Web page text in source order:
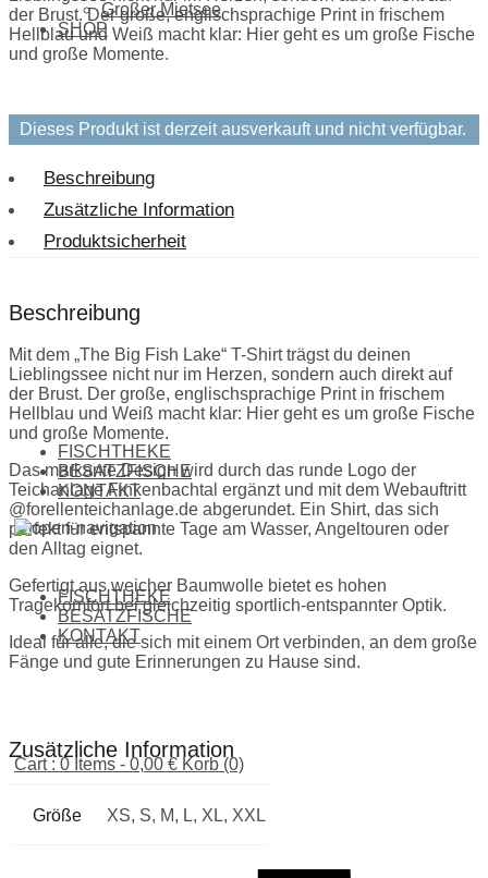
Großer Mietsee
SHOP
FISCHTHEKE
BESATZFISCHE
KONTAKT
FISCHTHEKE
BESATZFISCHE
KONTAKT
Cart : 0 Items - 0,00 € Korb (0)
der Brust. Der große, englischsprachige Print in frischem
Hellblau und Weiß macht klar: Hier geht es um große Fische
und große Momente.
Dieses Produkt ist derzeit ausverkauft und nicht verfügbar.
Beschreibung
Zusätzliche Information
Produktsicherheit
Beschreibung
Mit dem „The Big Fish Lake“ T-Shirt trägst du deinen
Lieblingssee nicht nur im Herzen, sondern auch direkt auf
der Brust. Der große, englischsprachige Print in frischem
Hellblau und Weiß macht klar: Hier geht es um große Fische
und große Momente.
Das markante Design wird durch das runde Logo der
Teichanlage Finkenbachtal ergänzt und mit dem Webauftritt
@forellenteichanlage.de abgerundet. Ein Shirt, das sich
perfekt für entspannte Tage am Wasser, Angeltouren oder
den Alltag eignet.
Gefertigt aus weicher Baumwolle bietet es hohen
Tragekomfort bei gleichzeitig sportlich-entspannter Optik.
Ideal für alle, die sich mit einem Ort verbinden, an dem große
Fänge und gute Erinnerungen zu Hause sind.
Zusätzliche Information
Größe XS, S, M, L, XL, XXL